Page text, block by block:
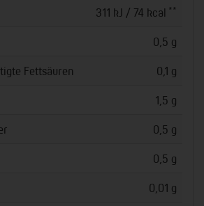
311 kJ / 74 kcal **
0,5 g
Fettsäuren 0,1 g
1,5 g
0,5 g
0,5 g
0,01 g